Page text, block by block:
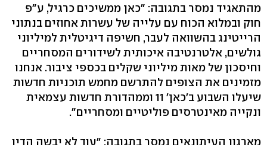
מהתאגיד נמסר בתגובה: "כאן ממשיכים כרגיל, ע"פ
חוק ובמלוא הכוח עם עלייה של עשרות אחוזים בנתוני
הרייטינג בהשוואה לעבר, חשיפה דיגיטלית למיליוני
גולשים, אלטרנטיבה איכותית לשידורים המסחריים
וחיסכון של מאות מיליוני שקלים בכספי ציבור. אנחנו
מזמינים את הצופים להתרשם מחמש תוכניות חדשות
שיעלו השבוע ב'כאן' 11 וממהדורת חדשות עצמאית
ונקייה מאינטרסים פוליטיים ומסחריים".
מארגון העיתונאים נמסר בתגובה: "עוד לא יבשה הדיו